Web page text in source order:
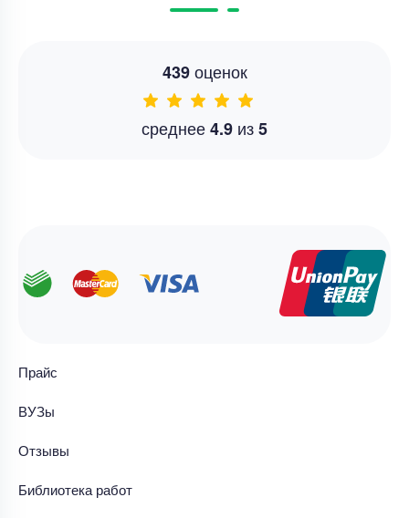
439оценок
среднее4.9 из5
Прайс
ВУЗы
Отзывы
Библиотека работ